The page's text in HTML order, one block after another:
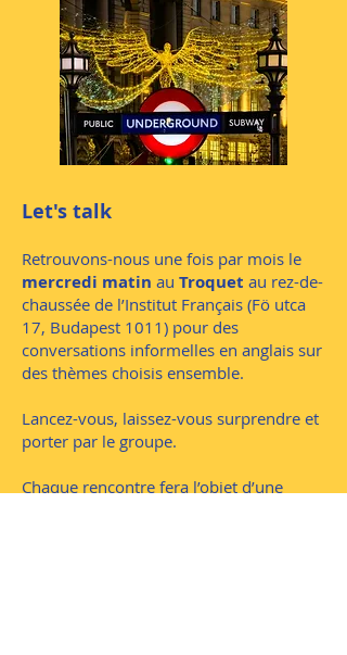
Let's talk
Retrouvons-nous une fois par mois le
mercredi matin au Troquet au rez-de-
chaussée de l’Institut Français (Fö utca
17, Budapest 1011) pour des
conversations informelles en anglais sur
des thèmes choisis ensemble.
Lancez-vous, laissez-vous surprendre et
porter par le groupe.
​Chaque rencontre fera l’objet d’une